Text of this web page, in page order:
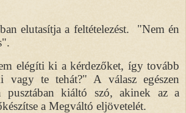
elutasítja a feltételezést.
"Nem én
elégíti ki a kérdezőket, így tovább
vagy te tehát?" A válasz egészen
pusztában kiáltó szó, akinek az a
a Megváltó eljövetelét.